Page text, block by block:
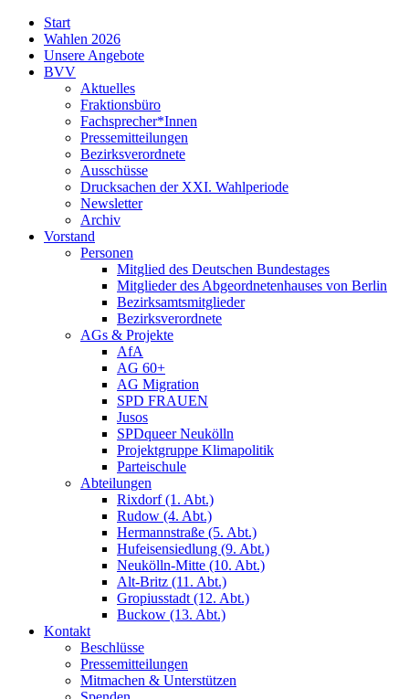
Start
Wahlen 2026
Unsere Angebote
BVV
Aktuelles
Fraktionsbüro
Fachsprecher*Innen
Pressemitteilungen
Bezirksverordnete
Ausschüsse
Drucksachen der XXI. Wahlperiode
Newsletter
Archiv
Vorstand
Personen
Mitglied des Deutschen Bundestages
Mitglieder des Abgeordnetenhauses von Berlin
Bezirksamtsmitglieder
Bezirksverordnete
AGs & Projekte
AfA
AG 60+
AG Migration
SPD FRAUEN
Jusos
SPDqueer Neukölln
Projektgruppe Klimapolitik
Parteischule
Abteilungen
Rixdorf (1. Abt.)
Rudow (4. Abt.)
Hermannstraße (5. Abt.)
Hufeisensiedlung (9. Abt.)
Neukölln-Mitte (10. Abt.)
Alt-Britz (11. Abt.)
Gropiusstadt (12. Abt.)
Buckow (13. Abt.)
Kontakt
Beschlüsse
Pressemitteilungen
Mitmachen & Unterstützen